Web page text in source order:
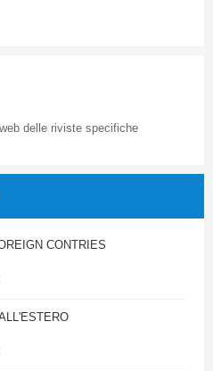
delle riviste specifiche
CONTRIES